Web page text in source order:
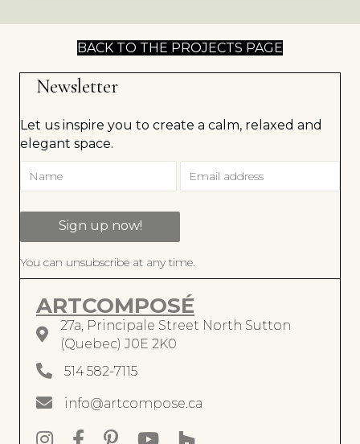
BACK TO THE PROJECTS PAGE
ARTCOMPOSÉ
27a, rue Principale Nord, Sutton J0E 2K0
27a, Principale Street North Sutton
(Quebec) J0E 2K0
514 582-7115
514 582-7115
info@artcompose.ca
info@artcompose.ca
Instagram artcomposé intérieurs
Facebook artcomposé intérieurs
Pinterest artcomposé intérieurs
Chaine Youtube ArtComposé
ArtComposé sur Houzz
Newsletter
Let us inspire you to create a calm, relaxed and
elegant space.
Sign up now!
You can unsubscribe at any time.